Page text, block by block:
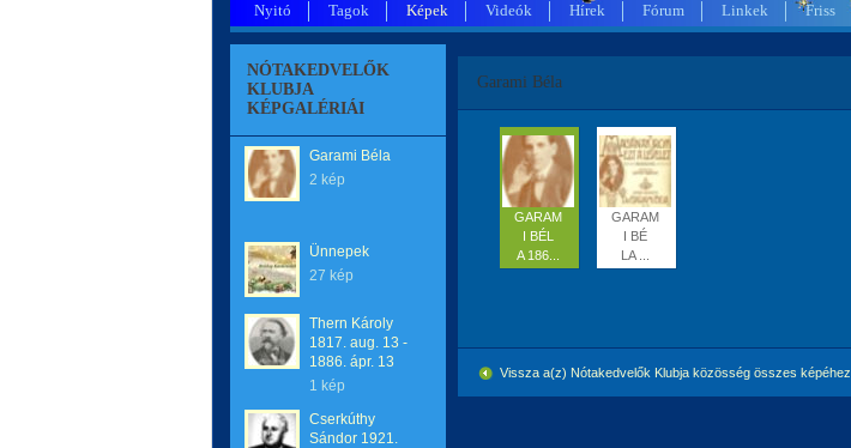
Nyitó Tagok Képek Videók Hírek Fórum Linkek Friss
NÓTAKEDVELŐK
KLUBJA
KÉPGALÉRIÁI
Garami Béla
2 kép
Ünnepek
27 kép
Thern Károly
1817. aug. 13 -
1886. ápr. 13
1 kép
Cserkúthy
Sándor 1921.
Garami Béla
GARAM
I BÉL
A 186...
GARAM
I BÉ
LA ...
Vissza a(z) Nótakedvelők Klubja közösség összes képéhez